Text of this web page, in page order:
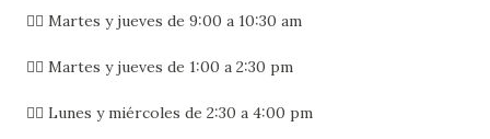
👉🏻 Martes y jueves de 9:00 a 10:30 am
👉🏻 Martes y jueves de 1:00 a 2:30 pm
👉🏻 Lunes y miércoles de 2:30 a 4:00 pm